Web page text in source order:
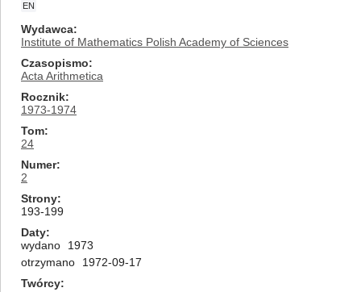
EN
Wydawca
Institute of Mathematics Polish Academy of Sciences
Czasopismo
Acta Arithmetica
Rocznik
1973-1974
Tom
24
Numer
2
Strony
193-199
Daty
wydano
1973
otrzymano
1972-09-17
Twórcy